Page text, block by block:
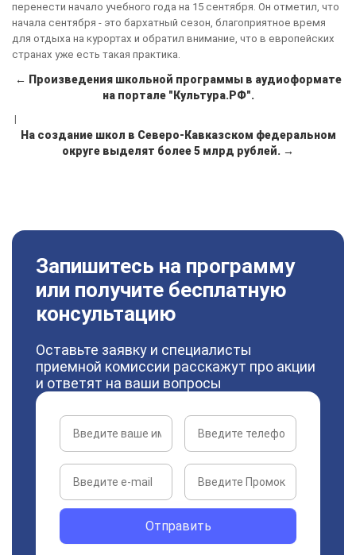
перенести начало учебного года на 15 сентября. Он отметил, что
начала сентября - это бархатный сезон, благоприятное время
для отдыха на курортах и обратил внимание, что в европейских
странах уже есть такая практика.
← Произведения школьной программы в аудиоформате
на портале "Культура.РФ".
На создание школ в Северо-Кавказском федеральном
округе выделят более 5 млрд рублей. →
Запишитесь на программу
или получите бесплатную
консультацию
Оставьте заявку и специалисты
приемной комиссии расскажут про акции
и ответят на ваши вопросы
Отправить